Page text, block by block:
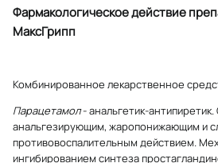
Фармакологическое действие
МаксГрипп
Комбинированное лекарственное
Парацетамол- анальгетик-
анальгезирующим, жаропонижающим и
противовоспалительным действием.
ингибированием синтеза